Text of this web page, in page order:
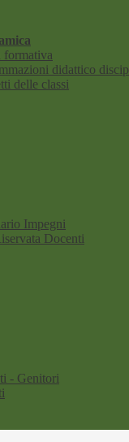
formativa
didattico
delle classi
Impegni
Docenti
- Genitori